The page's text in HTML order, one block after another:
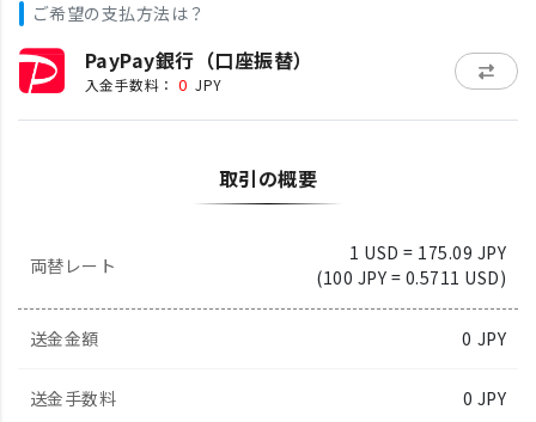
ご希望の支払方法は？
PayPay銀行（口座振替）
入金手数料： 0 JPY
取引の概要
両替レート
1 USD = 175.09 JPY
(100 JPY = 0.5711 USD)
送金金額 0 JPY
送金手数料 0 JPY